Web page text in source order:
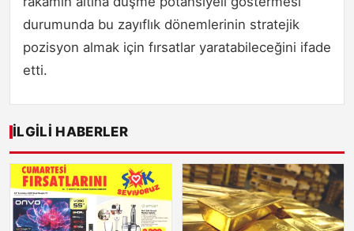
durumunda bu zayıflık dönemlerinin stratejik
pozisyon almak için fırsatlar yaratabileceğini ifade
etti.
İLGILI HABERLER